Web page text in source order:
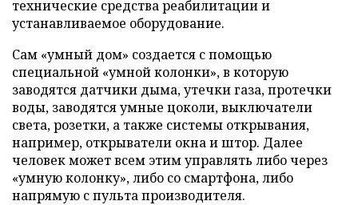
технические средства реабилитации и
устанавливаемое оборудование.
Сам «умный дом» создается с помощью
специальной «умной колонки», в которую
заводятся датчики дыма, утечки газа, протечки
воды, заводятся умные цоколи, выключатели
света, розетки, а также системы открывания,
например, открыватели окна и штор. Далее
человек может всем этим управлять либо через
«умную колонку», либо со смартфона, либо
напрямую с пульта производителя.